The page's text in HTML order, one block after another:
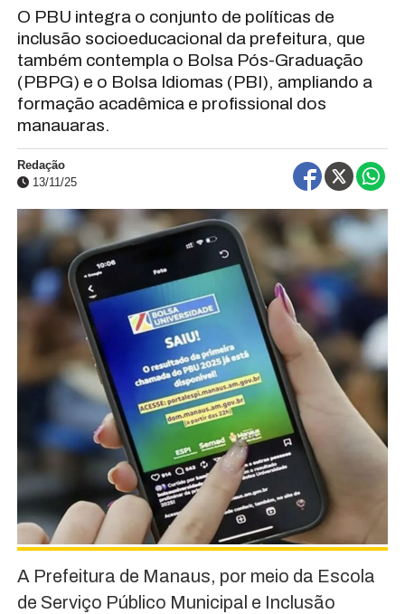
O PBU integra o conjunto de políticas de
inclusão socioeducacional da prefeitura, que
também contempla o Bolsa Pós-Graduação
(PBPG) e o Bolsa Idiomas (PBI), ampliando a
formação acadêmica e profissional dos
manauaras.
Redação
13/11/25
A Prefeitura de Manaus, por meio da Escola
de Serviço Público Municipal e Inclusão